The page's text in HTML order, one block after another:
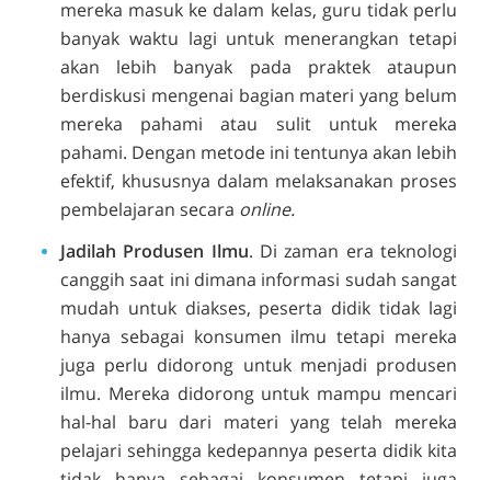
mereka masuk ke dalam kelas, guru tidak perlu
banyak waktu lagi untuk menerangkan tetapi
akan lebih banyak pada praktek ataupun
berdiskusi mengenai bagian materi yang belum
mereka pahami atau sulit untuk mereka
pahami. Dengan metode ini tentunya akan lebih
efektif, khususnya dalam melaksanakan proses
pembelajaran secara online.
Jadilah Produsen Ilmu. Di zaman era teknologi
canggih saat ini dimana informasi sudah sangat
mudah untuk diakses, peserta didik tidak lagi
hanya sebagai konsumen ilmu tetapi mereka
juga perlu didorong untuk menjadi produsen
ilmu. Mereka didorong untuk mampu mencari
hal-hal baru dari materi yang telah mereka
pelajari sehingga kedepannya peserta didik kita